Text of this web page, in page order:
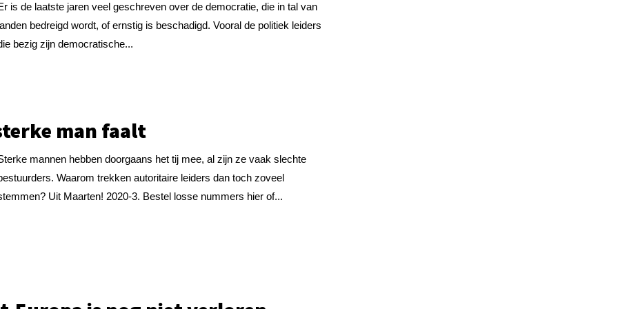
is de laatste jaren veel geschreven over de democratie, die in tal van
bedreigd wordt, of ernstig is beschadigd. Vooral de politiek leiders
bezig zijn democratische...
man faalt
mannen hebben doorgaans het tij mee, al zijn ze vaak slechte
Waarom trekken autoritaire leiders dan toch zoveel
Uit Maarten! 2020-3. Bestel losse nummers hier of...